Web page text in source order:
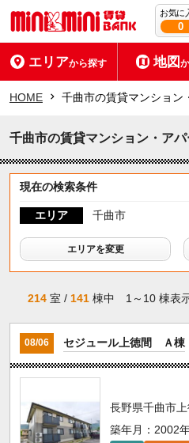
お気に
0
エリアから探す 地図
HOME 千曲市の賃貸マンション
千曲市の賃貸マンション・ア
現在の検索条件
エリア 千曲市
エリアを変更
214 室 / 141 棟中 1～10 棟表
08/06 セジュール上徳間 Ａ棟
長野県千曲市上
築年月：2002